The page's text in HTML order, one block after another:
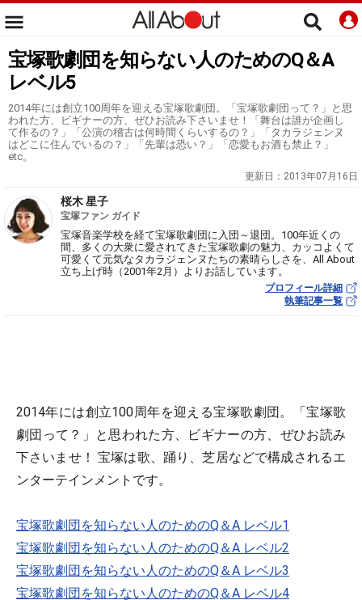
宝塚歌劇団を知らない人のためのQ＆A
レベル5
2014年には創立100周年を迎える宝塚歌劇団。「宝塚歌劇団って？」と思
われた方、ビギナーの方、ぜひお読み下さいませ！「舞台は誰が企画し
て作るの？」「公演の稽古は何時間くらいするの？」「タカラジェンヌ
はどこに住んでいるの？」「先輩は恐い？」「恋愛もお酒も禁止？」
etc。
更新日： 2013年07月16日
桜木 星子
宝塚ファン ガイド
宝塚音楽学校を経て宝塚歌劇団に入団～退団。100年近くの
間、多くの大衆に愛されてきた宝塚歌劇の魅力、カッコよくて
可愛くて元気なタカラジェンヌたちの素晴らしさを、All About
立ち上げ時（2001年2月）よりお話しています。
プロフィール詳細
執筆記事一覧
2014年には創立100周年を迎える宝塚歌劇団。「宝塚歌
劇団って？」と思われた方、ビギナーの方、ぜひお読み
下さいませ！ 宝塚は歌、踊り、芝居などで構成されるエ
ンターテインメントです。
宝塚歌劇団を知らない人のためのQ＆A レベル1
宝塚歌劇団を知らない人のためのQ＆A レベル2
宝塚歌劇団を知らない人のためのQ＆A レベル3
宝塚歌劇団を知らない人のためのQ＆A レベル4